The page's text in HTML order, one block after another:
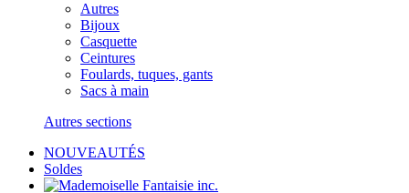
Autres
Bijoux
Casquette
Ceintures
Foulards, tuques, gants
Sacs à main
Autres sections
NOUVEAUTÉS
Soldes